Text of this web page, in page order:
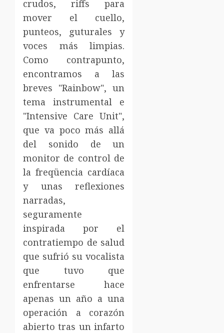
crudos, riffs para
mover el cuello,
punteos, guturales y
voces más limpias.
Como contrapunto,
encontramos a las
breves "Rainbow", un
tema instrumental e
"Intensive Care Unit",
que va poco más allá
del sonido de un
monitor de control de
la freqüencia cardíaca
y unas reflexiones
narradas,
seguramente
inspirada por el
contratiempo de salud
que sufrió su vocalista
que tuvo que
enfrentarse hace
apenas un año a una
operación a corazón
abierto tras un infarto